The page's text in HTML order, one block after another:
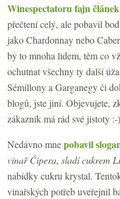
Winespectatoru fajn článek
přečtení celý, ale pobavil
jako Chardonnay nebo
by to mnoha lidem, těm co
ochutnat všechny ty další
Sémillony a Garganegy či
blogů, jste jiní. Objevujete,
zákazník má rád své jistoty :-)
Nedávno mnepobavil
vinař Čipera, sladí cukrem
nabídky cukru krystal.
vinařských potřeb uveřejnil